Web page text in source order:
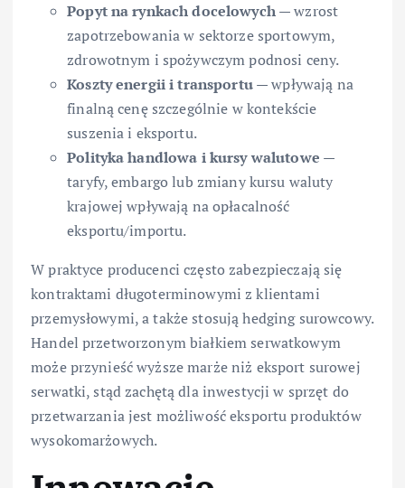
Popyt na rynkach docelowych— wzrost
zapotrzebowania w sektorze sportowym,
zdrowotnym i spożywczym podnosi ceny.
Koszty energii i transportu— wpływają na
finalną cenę szczególnie w kontekście
suszenia i eksportu.
Polityka handlowa i kursy walutowe —
taryfy, embargo lub zmiany kursu waluty
krajowej wpływają na opłacalność
eksportu/importu.
W praktyce producenci często zabezpieczają się
kontraktami długoterminowymi z klientami
przemysłowymi, a także stosują hedging surowcowy.
Handel przetworzonym białkiem serwatkowym
może przynieść wyższe marże niż eksport surowej
serwatki, stąd zachętą dla inwestycji w sprzęt do
przetwarzania jest możliwość eksportu produktów
wysokomarżowych.